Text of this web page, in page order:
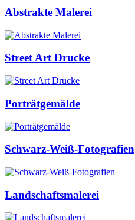
Abstrakte Malerei
Street Art Drucke
Porträtgemälde
Schwarz-Weiß-Fotografien
Landschaftsmalerei